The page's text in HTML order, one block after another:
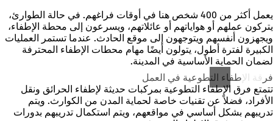
يعمل أكثر من 400 شخص هنا في أوقات فراغهم. في حالة الطوارئ،
يتركون عملهم أو هواياتهم أو عائلاتهم، ويسرعون إلى محطة الإطفاء،
ويجهزون أنفسهم ويتوجهون إلى موقع الحادث. عندما تستمر العمليات
الكبيرة لفترة أطول، يتولون أيضًا مهام محطات الإطفاء المحترفة
لضمان الحماية الأساسية في المدينة.
فرقة الإطفاء التطوعية في العمل
تتمتع فرق الإطفاء التطوعية بمركبات حديثة لإطفاء الحرائق ونقل
الأفراد، فضلاً عن تقنيات خاصة لحماية المدن من الكوارث. ويتم
تدريبهم بشكل أساسي في مواقعهم، ويتم استكمال تدريبهم بدورات